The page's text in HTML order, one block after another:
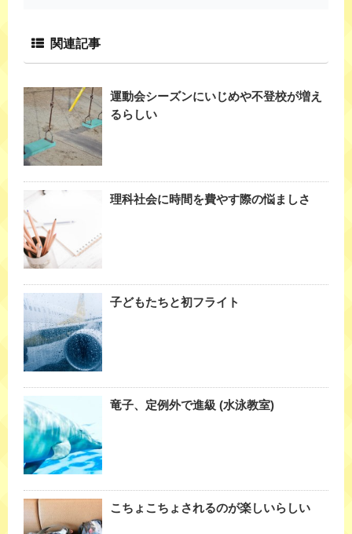
関連記事
運動会シーズンにいじめや不登校が増え
るらしい
理科社会に時間を費やす際の悩ましさ
子どもたちと初フライト
竜子、定例外で進級 (水泳教室)
こちょこちょされるのが楽しいらしい